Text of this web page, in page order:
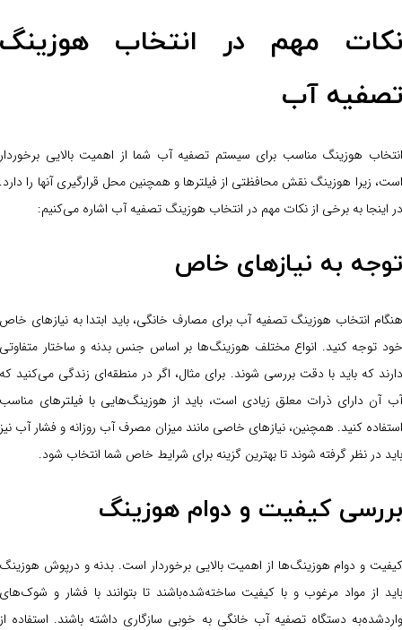
نکات مهم در انتخاب هوزینگ
تصفیه آب
انتخاب هوزینگ مناسب برای سیستم تصفیه آب شما از اهمیت بالایی برخوردار
است، زیرا هوزینگ نقش محافظتی از فیلترها و همچنین محل قرارگیری آنها را دارد.
در اینجا به برخی از نکات مهم در انتخاب هوزینگ تصفیه آب اشاره می‌کنیم:
توجه به نیازهای خاص
هنگام انتخاب هوزینگ تصفیه آب برای مصارف خانگی، باید ابتدا به نیازهای خاص
خود توجه کنید. انواع مختلف هوزینگ‌ها بر اساس جنس بدنه و ساختار متفاوتی
دارند که باید با دقت بررسی شوند. برای مثال، اگر در منطقه‌ای زندگی می‌کنید که
آب آن دارای ذرات معلق زیادی است، باید از هوزینگ‌هایی با فیلترهای مناسب
استفاده کنید. همچنین، نیازهای خاصی مانند میزان مصرف آب روزانه و فشار آب نیز
باید در نظر گرفته شوند تا بهترین گزینه برای شرایط خاص شما انتخاب شود.
بررسی کیفیت و دوام هوزینگ
کیفیت و دوام هوزینگ‌ها از اهمیت بالایی برخوردار است. بدنه و درپوش هوزینگ
باید از مواد مرغوب و با کیفیت ساخته‌شده‌باشند تا بتوانند با فشار و شوک‌های
وارد‌شده‌به دستگاه تصفیه آب خانگی به خوبی سازگاری داشته باشند. استفاده از